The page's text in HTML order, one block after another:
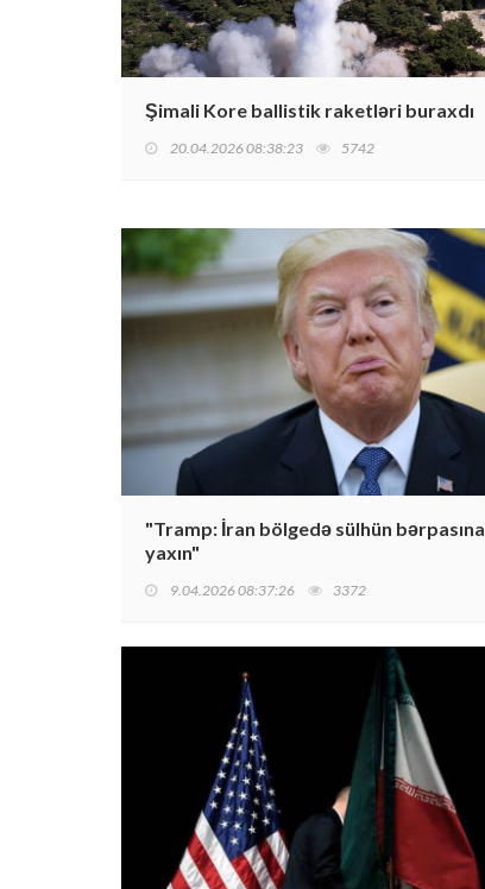
Şimali Kore ballistik raketləri buraxdı
20.04.2026 08:38:23 5742
"Tramp: İran bölgedə sülhün bərpasına
yaxın"
9.04.2026 08:37:26 3372